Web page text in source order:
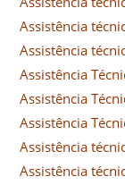
Assistência
Assistência
Assistência
Assistência
Assistência
Assistência
Assistência